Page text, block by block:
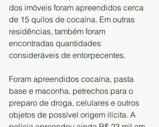
dos imóveis foram apreendidos cerca
de 15 quilos de cocaína. Em outras
residências, também foram
encontradas quantidades
consideráveis de entorpecentes.
Foram apreendidos cocaína, pasta
base e maconha, petrechos para o
preparo de droga, celulares e outros
objetos de possível origem ilícita. A